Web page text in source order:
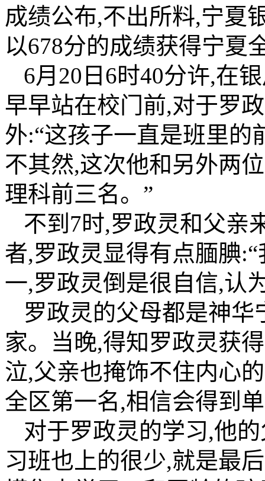
成绩公布,不出所料,宁夏
以678分的成绩获得宁夏
6月20日6时40分许,在
早早站在校门前,对于罗
外:“这孩子一直是班里的
不其然,这次他和另外两
理科前三名。”
不到7时,罗政灵和父亲
者,罗政灵显得有点腼腆
一,罗政灵倒是很自信,认
罗政灵的父母都是神
家。当晚,得知罗政灵获
泣,父亲也掩饰不住内心
全区第一名,相信会得到
对于罗政灵的学习,他
习班也上的很少,就是最